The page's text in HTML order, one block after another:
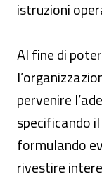
istruzioni
Al fine di
pervenire
specificando
formulando
rivestire